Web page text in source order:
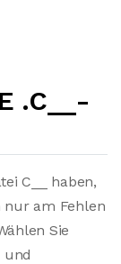
.C__-
C__ haben,
nur am Fehlen
Sie
und